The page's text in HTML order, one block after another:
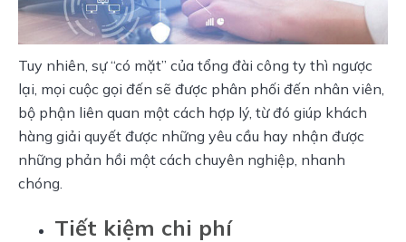
Tuy nhiên, sự “có mặt” của tổng đài công ty thì ngược
lại, mọi cuộc gọi đến sẽ được phân phối đến nhân viên,
bộ phận liên quan một cách hợp lý, từ đó giúp khách
hàng giải quyết được những yêu cầu hay nhận được
những phản hồi một cách chuyên nghiệp, nhanh
chóng.
Tiết kiệm chi phí